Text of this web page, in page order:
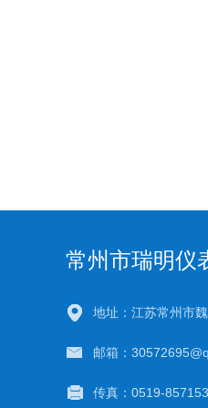
常州市瑞明仪
地址：江苏常州市
邮箱：
传真：0519-